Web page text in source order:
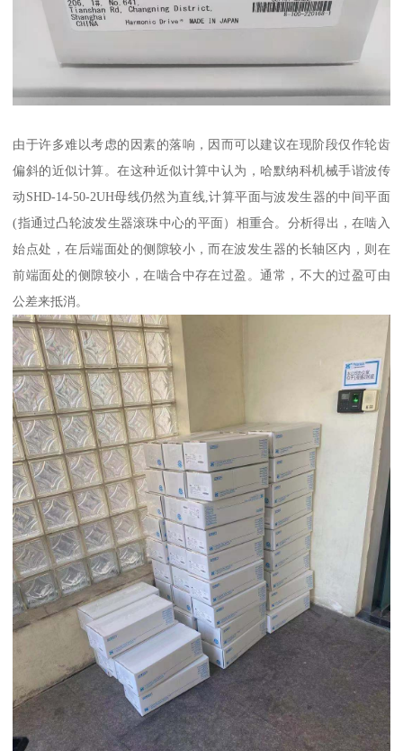
由于许多难以考虑的因素的落响，因而可以建议在现阶段仅作轮齿
偏斜的近似计算。在这种近似计算中认为，哈默纳科机械手谐波传
动SHD-14-50-2UH母线仍然为直线,计算平面与波发生器的中间平面
(指通过凸轮波发生器滚珠中心的平面）相重合。分析得出，在啮入
始点处，在后端面处的侧隙较小，而在波发生器的长轴区内，则在
前端面处的侧隙较小，在啮合中存在过盈。通常，不大的过盈可由
公差来抵消。